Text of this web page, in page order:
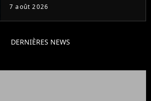
grands succès de tous les temps
7 août 2026
DERNIÈRES NEWS